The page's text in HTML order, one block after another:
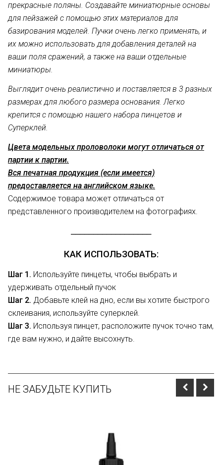
прекрасные поляны. Создавайте миниатюрные основы
для пейзажей с помощью этих материалов для
базирования моделей. Пучки очень легко применять, и
их можно использовать для добавления деталей на
ваши поля сражений, а также на ваши отдельные
миниатюры.
Выглядит очень реалистично и поставляется в 3 разных
размерах для любого размера основания. Легко
крепится с помощью нашего набора пинцетов и
Суперклей.
Цвета модельных проловолоки могут отличаться от
партии к партии.
Вся печатная продукция (если имеется)
предоставляется на английском языке.
Содержимое товара может отличаться от
представленного производителем на фотографиях.
КАК ИСПОЛЬЗОВАТЬ:
Шаг 1. Используйте пинцеты, чтобы выбрать и
удерживать отдельный пучок
Шаг 2. Добавьте клей на дно, если вы хотите быстрого
склеивания, используйте суперклей.
Шаг 3. Используя пинцет, расположите пучок точно там,
где вам нужно, и дайте высохнуть.
НЕ ЗАБУДЬТЕ КУПИТЬ